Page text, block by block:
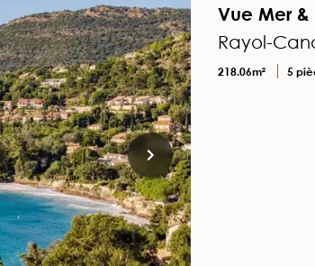
Vue Mer
Rayol-
218.06m² 5